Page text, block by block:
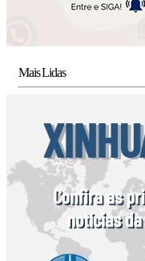
Mais Lidas